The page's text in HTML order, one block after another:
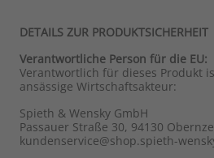
DETAILS ZUR PRODUKTSICHERHEIT
Verantwortliche Person für die EU:
Verantwortlich für dieses Produkt
ansässige Wirtschaftsakteur:
Spieth & Wensky GmbH
Passauer Straße 30, 94130
kundenservice@shop.spieth-